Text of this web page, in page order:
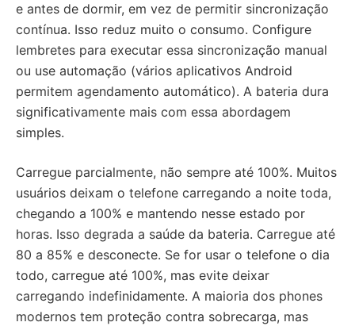
e antes de dormir, em vez de permitir sincronização
contínua. Isso reduz muito o consumo. Configure
lembretes para executar essa sincronização manual
ou use automação (vários aplicativos Android
permitem agendamento automático). A bateria dura
significativamente mais com essa abordagem
simples.
Carregue parcialmente, não sempre até 100%. Muitos
usuários deixam o telefone carregando a noite toda,
chegando a 100% e mantendo nesse estado por
horas. Isso degrada a saúde da bateria. Carregue até
80 a 85% e desconecte. Se for usar o telefone o dia
todo, carregue até 100%, mas evite deixar
carregando indefinidamente. A maioria dos phones
modernos tem proteção contra sobrecarga, mas